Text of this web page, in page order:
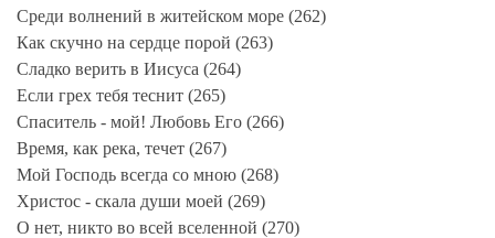
Среди волнений в житейском море (262)
Как скучно на сердце порой (263)
Сладко верить в Иисуса (264)
Если грех тебя теснит (265)
Спаситель - мой! Любовь Его (266)
Время, как река, течет (267)
Мой Господь всегда со мною (268)
Христос - скала души моей (269)
О нет, никто во всей вселенной (270)